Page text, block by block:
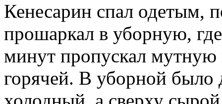
Кенесарин спал одетым,
прошаркал в уборную,
минут пропускал мутную
горячей. В уборной было